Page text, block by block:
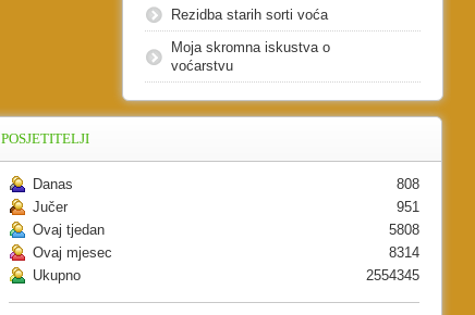
Rezidba starih sorti voća
Moja skromna iskustva o
voćarstvu
POSJETITELJI
Danas
808
Jučer
951
Ovaj tjedan
5808
Ovaj mjesec
8314
Ukupno
2554345